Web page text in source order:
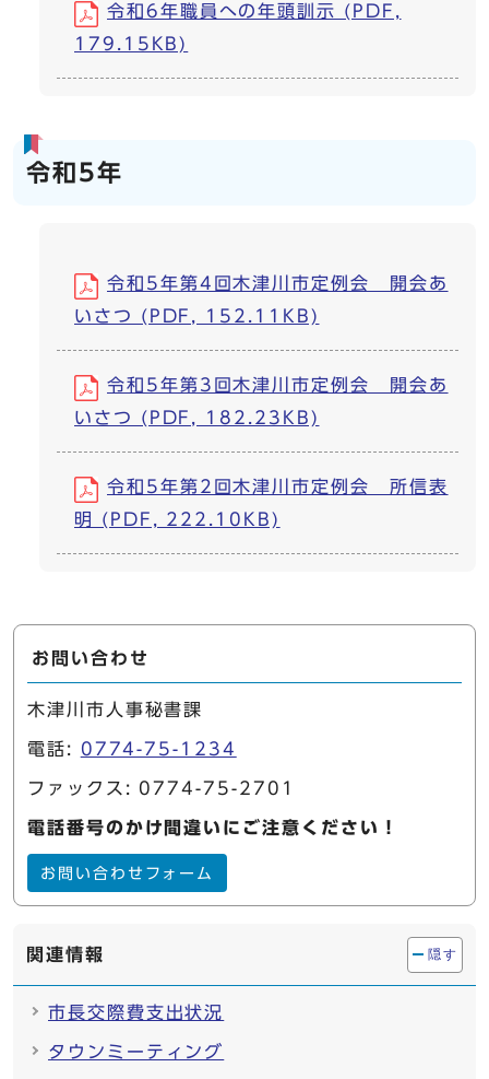
令和6年職員への年頭訓示 (PDF,
179.15KB)
令和5年
令和5年第4回木津川市定例会 開会あ
いさつ (PDF, 152.11KB)
令和5年第3回木津川市定例会 開会あ
いさつ (PDF, 182.23KB)
令和5年第2回木津川市定例会 所信表
明 (PDF, 222.10KB)
お問い合わせ
木津川市人事秘書課
電話: 0774-75-1234
ファックス: 0774-75-2701
電話番号のかけ間違いにご注意ください！
お問い合わせフォーム
関連情報 隠す
市長交際費支出状況
タウンミーティング